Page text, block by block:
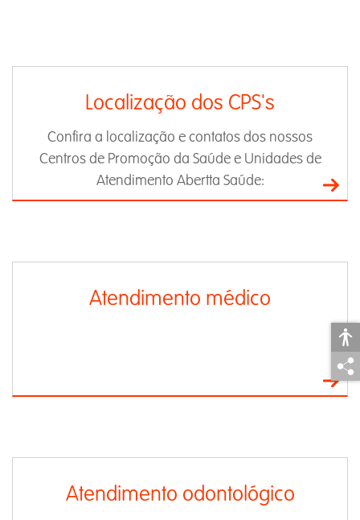
Localização dos CPS's
Confira a localização e contatos dos nossos
Centros de Promoção da Saúde e Unidades de
Atendimento Abertta Saúde:
Atendimento médico
Atendimento odontológico